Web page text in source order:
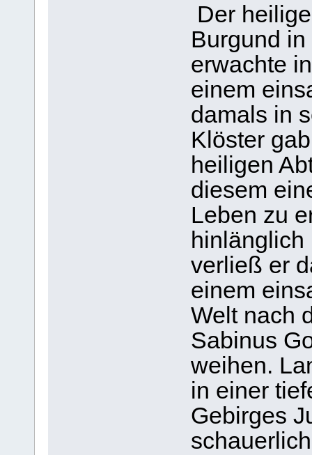
Der
Burgund
erwachte
einem
damals in
Klöster
heiligen
diesem
Leben zu
verließ er
einem
Welt nach
Sabinus
weihen.
in einer
Gebirges